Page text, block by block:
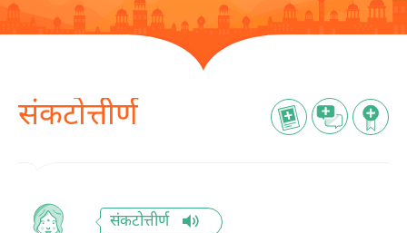
संकटोत्तीर्ण
संकटोत्तीर्ण